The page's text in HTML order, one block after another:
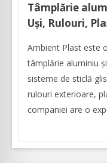
Tâmplărie
Uși, Rulouri,
Ambient Plast este
tâmplărie aluminiu
sisteme de sticlă
rulouri exterioare,
companiei are o